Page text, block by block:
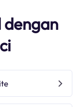
dengan